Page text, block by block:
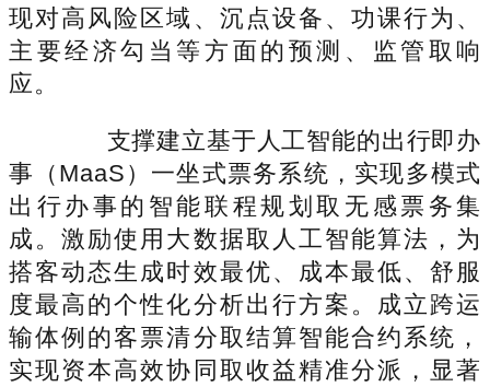
现对高风险区域、沉点设备、功课行为、
主要经济勾当等方面的预测、监管取响
应。
支撑建立基于人工智能的出行即办
事（MaaS）一坐式票务系统，实现多模式
出行办事的智能联程规划取无感票务集
成。激励使用大数据取人工智能算法，为
搭客动态生成时效最优、成本最低、舒服
度最高的个性化分析出行方案。成立跨运
输体例的客票清分取结算智能合约系统，
实现资本高效协同取收益精准分派，显著